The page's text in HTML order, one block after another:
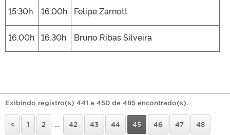
15:30h 16.00h Felipe Zarnott
16.00h 16.30h Bruno Ribas Silveira
Exibindo registro(s) 441 a 450 de 485 encontrado(s).
< 1 2 … 42 43 44 45 46 47 48